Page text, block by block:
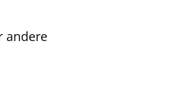
andere